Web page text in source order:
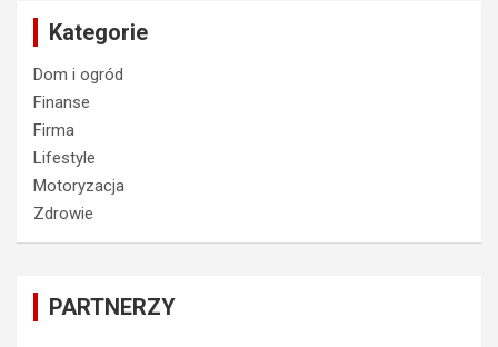
Kategorie
Dom i ogród
Finanse
Firma
Lifestyle
Motoryzacja
Zdrowie
PARTNERZY